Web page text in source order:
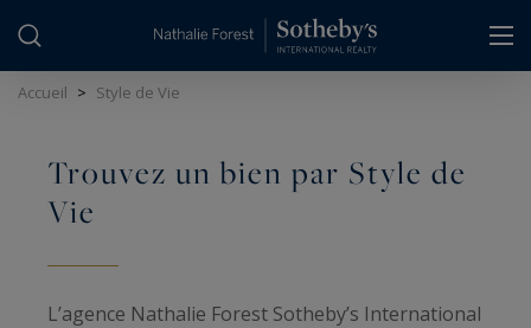
Accueil > Style de Vie
Trouvez un bien par Style de
Vie
L’agence Nathalie Forest Sotheby’s International